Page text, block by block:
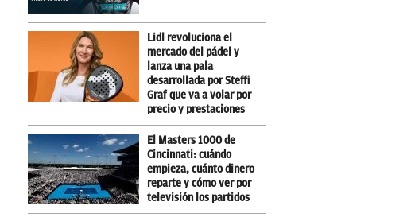
Lidl revoluciona el
mercado del pádel y
lanza una pala
desarrollada por Steffi
Graf que va a volar por
precio y prestaciones
El Masters 1000 de
Cincinnati: cuándo
empieza, cuánto dinero
reparte y cómo ver por
televisión los partidos